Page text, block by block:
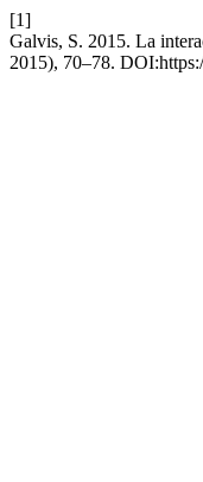
[1]
Galvis, S. 2015. La
2015), 70–78.